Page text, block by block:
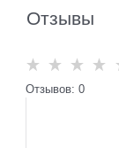
Отзывы
Отзывов: 0